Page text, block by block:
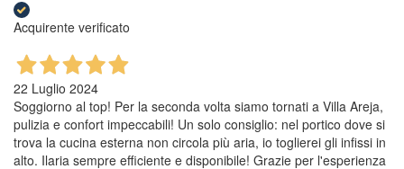
Acquirente verificato
22 Luglio 2024
Soggiorno al top! Per la seconda volta siamo tornati a Villa Areja,
pulizia e confort impeccabili! Un solo consiglio: nel portico dove si
trova la cucina esterna non circola più aria, io toglierei gli infissi in
alto. Ilaria sempre efficiente e disponibile! Grazie per l'esperienza